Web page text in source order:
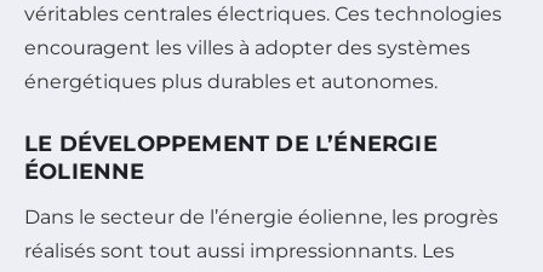
véritables centrales électriques. Ces technologies
encouragent les villes à adopter des systèmes
énergétiques plus durables et autonomes.
LE DÉVELOPPEMENT DE L’ÉNERGIE
ÉOLIENNE
Dans le secteur de l’énergie éolienne, les progrès
réalisés sont tout aussi impressionnants. Les